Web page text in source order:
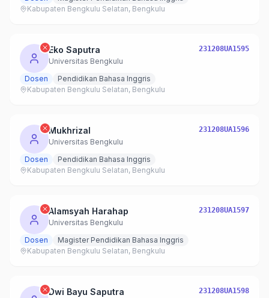
Kabupaten Bengkulu Selatan, Bengkulu
Eko Saputra
Universitas Bengkulu
231208UA1595
Dosen
Pendidikan Bahasa Inggris
Kabupaten Bengkulu Selatan, Bengkulu
Mukhrizal
Universitas Bengkulu
231208UA1596
Dosen
Pendidikan Bahasa Inggris
Kabupaten Bengkulu Selatan, Bengkulu
Alamsyah Harahap
Universitas Bengkulu
231208UA1597
Dosen
Magister Pendidikan Bahasa Inggris
Kabupaten Bengkulu Selatan, Bengkulu
Dwi Bayu Saputra 231208UA1598